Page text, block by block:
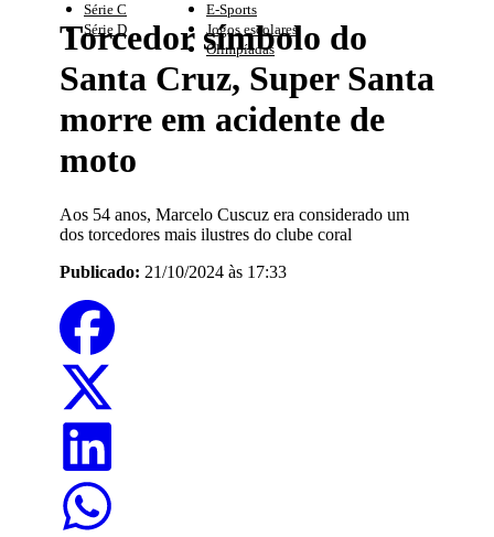
Série C
Série D
E-Sports
Jogos escolares
Olimpíadas
Torcedor símbolo do
Santa Cruz, Super Santa
morre em acidente de
moto
Aos 54 anos, Marcelo Cuscuz era considerado um
dos torcedores mais ilustres do clube coral
Publicado: 21/10/2024 às 17:33